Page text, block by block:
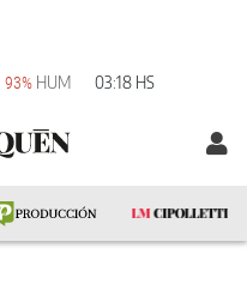
93% HUM 03:18 HS